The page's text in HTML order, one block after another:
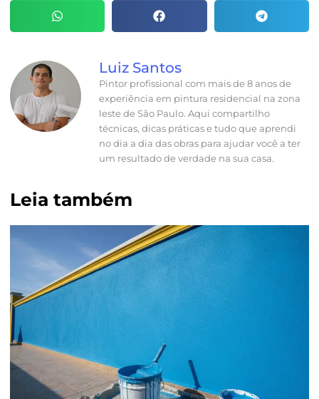
Luiz Santos
Pintor profissional com mais de 8 anos de
experiência em pintura residencial na zona
leste de São Paulo. Aqui compartilho
técnicas, dicas práticas e tudo que aprendi
no dia a dia das obras para ajudar você a ter
um resultado de verdade na sua casa.
Leia também